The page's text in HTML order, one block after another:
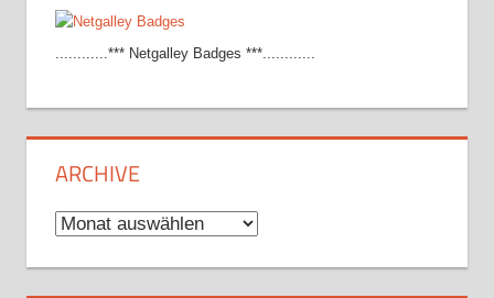
............*** Netgalley Badges ***............
ARCHIVE
Archive